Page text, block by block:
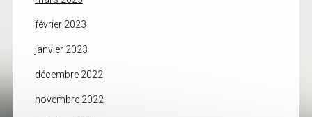
février 2023
janvier 2023
décembre 2022
novembre 2022